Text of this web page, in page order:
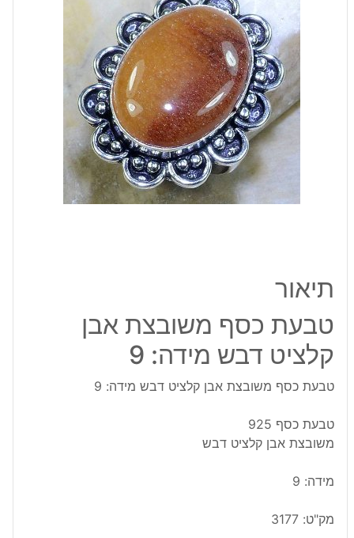
תיאור
טבעת כסף משובצת אבן
קלציט דבש מידה: 9
טבעת כסף משובצת אבן קלציט דבש מידה: 9
טבעת כסף 925
משובצת אבן קלציט דבש
מידה: 9
מק"ט: 3177